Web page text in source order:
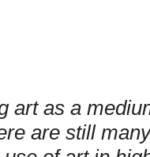
art as a
are still